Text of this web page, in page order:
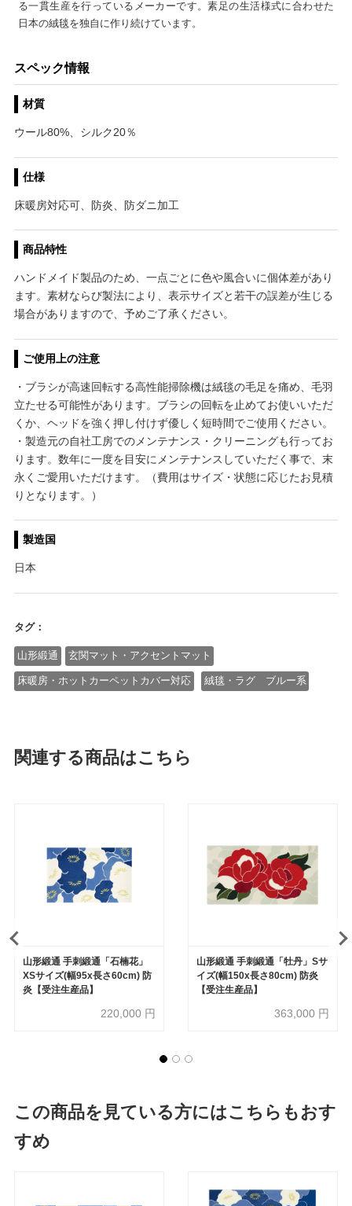
る一貫生産を行っているメーカーです。素足の生活様式に合わせた
日本の絨毯を独自に作り続けています。
スペック情報
材質
ウール80%、シルク20％
仕様
床暖房対応可、防炎、防ダニ加工
商品特性
ハンドメイド製品のため、一点ごとに色や風合いに個体差があり
ます。素材ならび製法により、表示サイズと若干の誤差が生じる
場合がありますので、予めご了承ください。
ご使用上の注意
・ブラシが高速回転する高性能掃除機は絨毯の毛足を痛め、毛羽
立たせる可能性があります。ブラシの回転を止めてお使いいただ
くか、ヘッドを強く押し付けず優しく短時間でご使用ください。
・製造元の自社工房でのメンテナンス・クリーニングも行ってお
ります。数年に一度を目安にメンテナンスしていただく事で、末
永くご愛用いただけます。（費用はサイズ・状態に応じたお見積
りとなります。）
製造国
日本
タグ：
山形緞通 玄関マット・アクセントマット
床暖房・ホットカーペットカバー対応 絨毯・ラグ ブルー系
関連する商品はこちら
山形緞通 手刺緞通「石楠花」
XSサイズ(幅95x長さ60cm) 防
炎【受注生産品】
220,000 円
山形緞通 手刺緞通「牡丹」Sサ
イズ(幅150x長さ80cm) 防炎
【受注生産品】
363,000 円
この商品を見ている方にはこちらもおす
すめ